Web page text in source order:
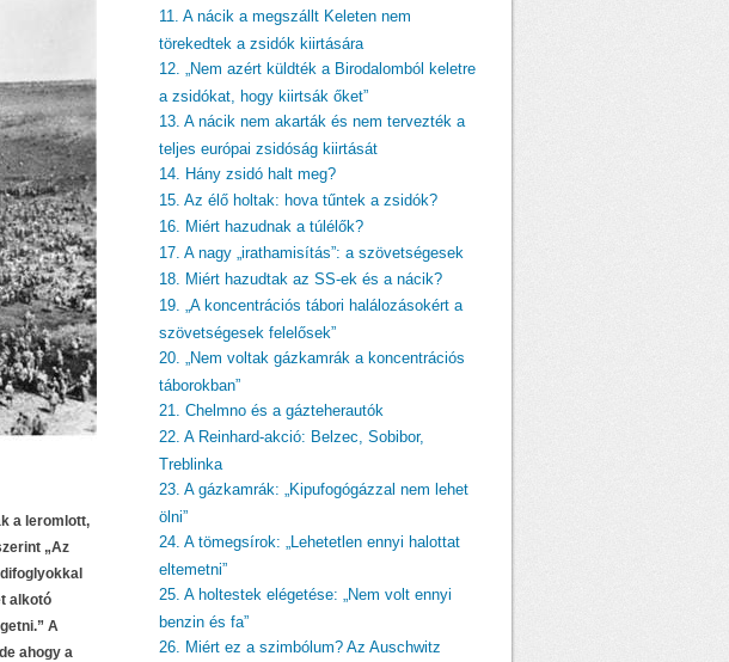
a leromlott,
„Az
alkotó
A
ahogy a
11. A nácik a megszállt Keleten nem
törekedtek a zsidók kiirtására
12. „Nem azért küldték a Birodalomból keletre
a zsidókat, hogy kiirtsák őket”
13. A nácik nem akarták és nem tervezték a
teljes európai zsidóság kiirtását
14. Hány zsidó halt meg?
15. Az élő holtak: hova tűntek a zsidók?
16. Miért hazudnak a túlélők?
17. A nagy „irathamisítás”: a szövetségesek
18. Miért hazudtak az SS-ek és a nácik?
19. „A koncentrációs tábori halálozásokért a
szövetségesek felelősek”
20. „Nem voltak gázkamrák a koncentrációs
táborokban”
21. Chelmno és a gázteherautók
22. A Reinhard-akció: Belzec, Sobibor,
Treblinka
23. A gázkamrák: „Kipufogógázzal nem lehet
ölni”
24. A tömegsírok: „Lehetetlen ennyi halottat
eltemetni”
25. A holtestek elégetése: „Nem volt ennyi
benzin és fa”
26. Miért ez a szimbólum? Az Auschwitz